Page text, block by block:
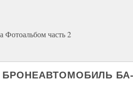
Фотоальбом часть 2
БРОНЕАВТОМОБИЛЬ